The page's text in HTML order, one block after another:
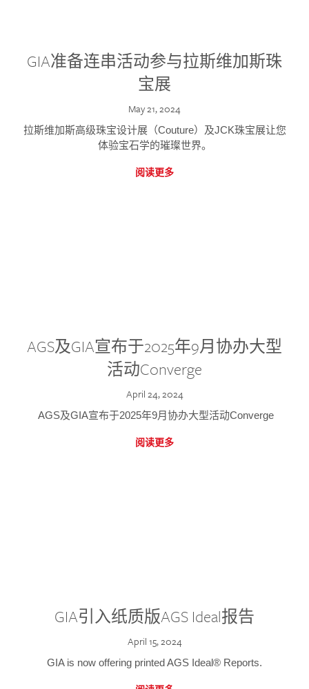
GIA准备连串活动参与拉斯维加斯珠
宝展
May 21, 2024
拉斯维加斯高级珠宝设计展（Couture）及JCK珠宝展让您
体验宝石学的璀璨世界。
阅读更多
AGS及GIA宣布于2025年9月协办大型
活动Converge
April 24, 2024
AGS及GIA宣布于2025年9月协办大型活动Converge
阅读更多
GIA引入纸质版AGS Ideal报告
April 15, 2024
GIA is now offering printed AGS Ideal® Reports.